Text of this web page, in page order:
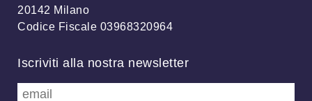
20142 Milano
Codice Fiscale 03968320964
Iscriviti alla nostra newsletter